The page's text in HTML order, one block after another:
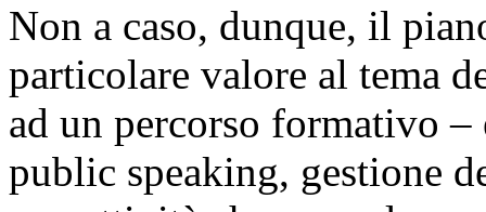
Non a caso, dunque, il
particolare valore al tema
ad un percorso formativo
public speaking, gestione